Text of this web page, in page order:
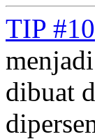
TIP #10
dibuat